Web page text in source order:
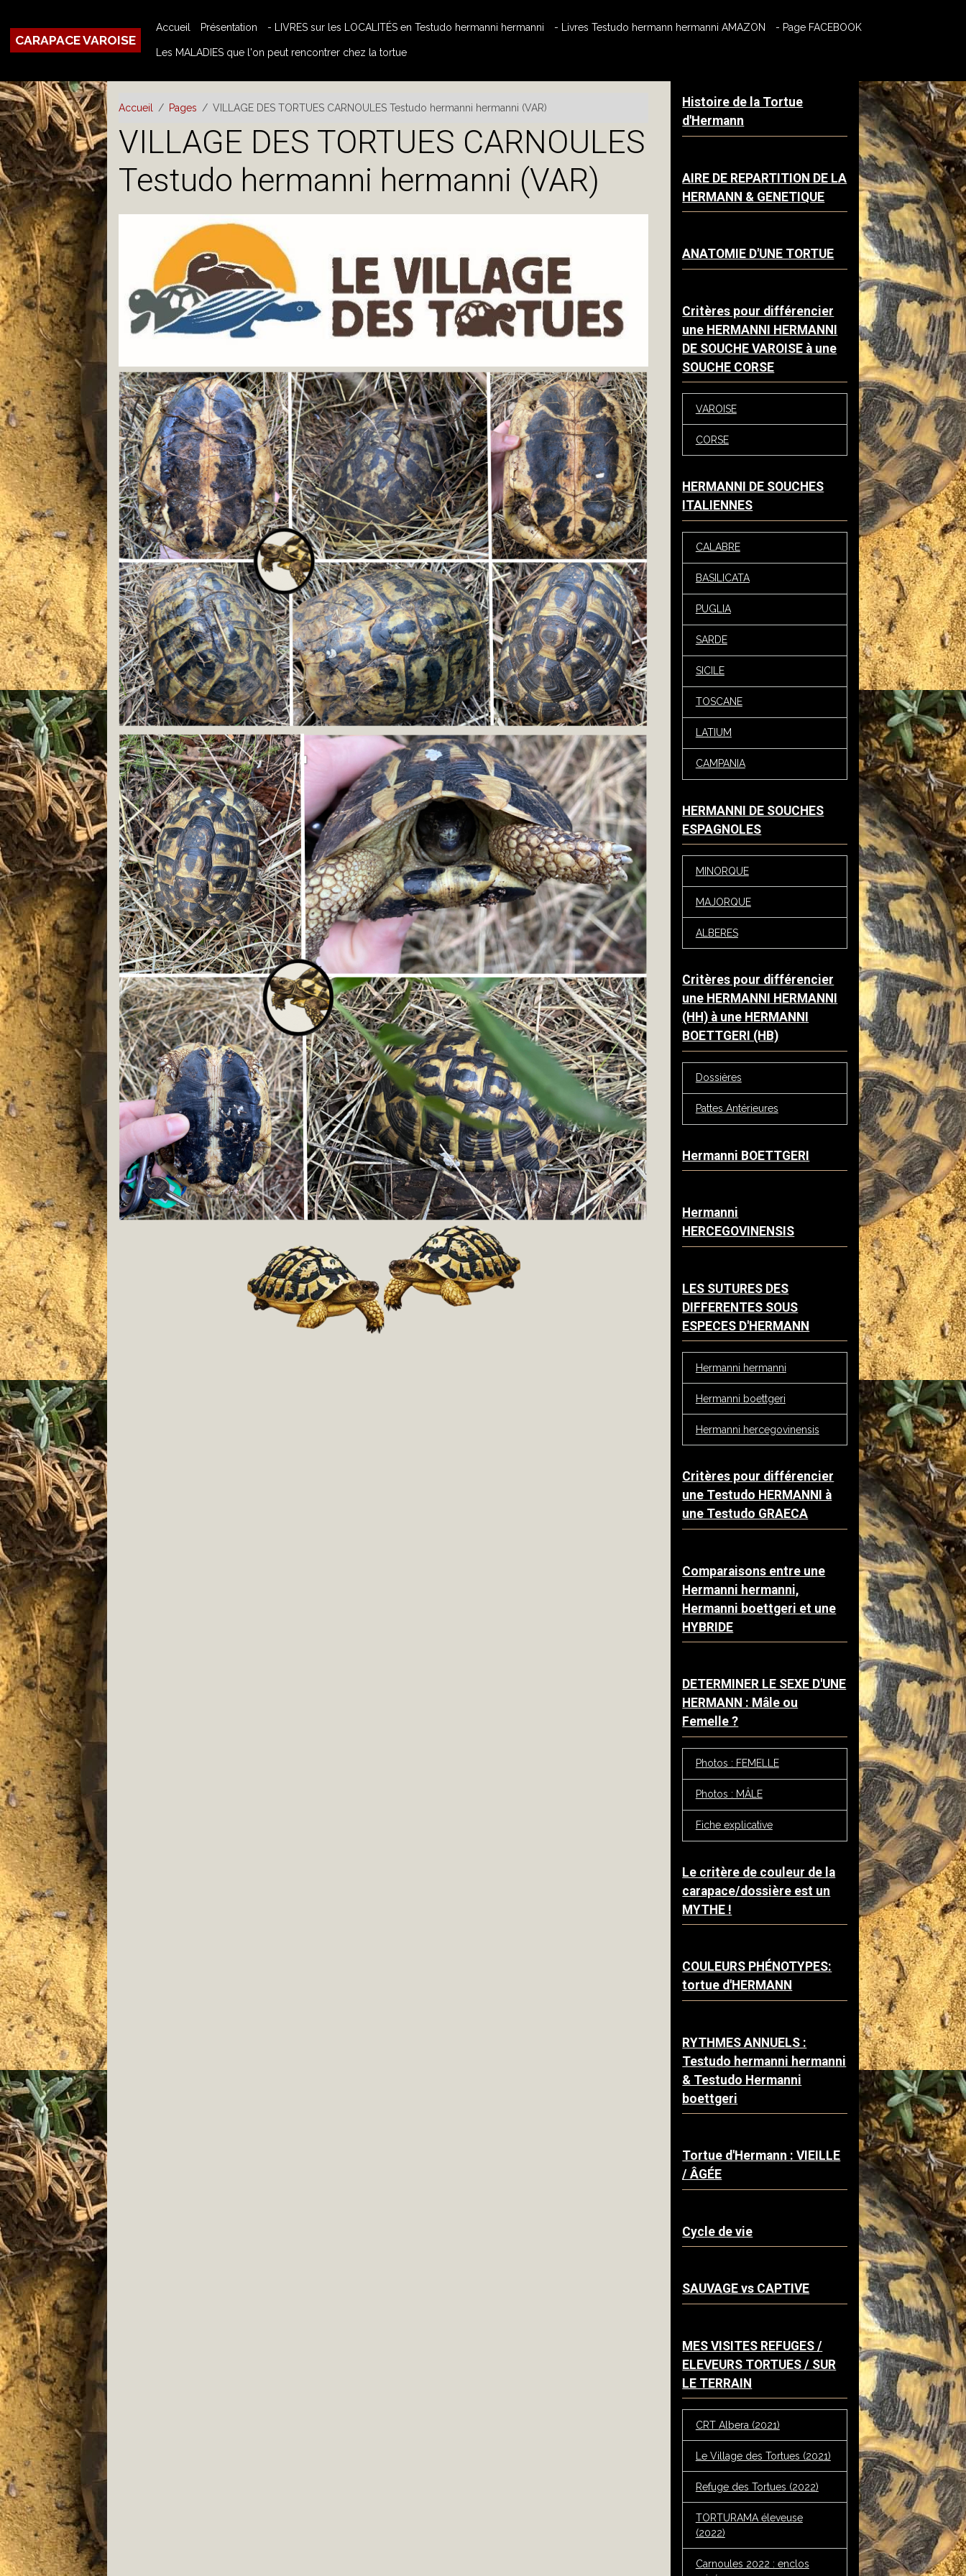
CARAPACE VAROISE
Accueil Présentation - LIVRES sur les LOCALITÉS en Testudo hermanni hermanni - Livres Testudo hermann hermanni AMAZON - Page FACEBOOK
Les MALADIES que l'on peut rencontrer chez la tortue
Accueil Pages VILLAGE DES TORTUES CARNOULES Testudo hermanni hermanni (VAR)
VILLAGE DES TORTUES CARNOULES
Testudo hermanni hermanni (VAR)
Histoire de la Tortue
d'Hermann
AIRE DE REPARTITION DE LA
HERMANN & GENETIQUE
ANATOMIE D'UNE TORTUE
Critères pour différencier
une HERMANNI HERMANNI
DE SOUCHE VAROISE à une
SOUCHE CORSE
VAROISE
CORSE
HERMANNI DE SOUCHES
ITALIENNES
CALABRE
BASILICATA
PUGLIA
SARDE
SICILE
TOSCANE
LATIUM
CAMPANIA
HERMANNI DE SOUCHES
ESPAGNOLES
MINORQUE
MAJORQUE
ALBERES
Critères pour différencier
une HERMANNI HERMANNI
(HH) à une HERMANNI
BOETTGERI (HB)
Dossières
Pattes Antérieures
Hermanni BOETTGERI
Hermanni
HERCEGOVINENSIS
LES SUTURES DES
DIFFERENTES SOUS
ESPECES D'HERMANN
Hermanni hermanni
Hermanni boettgeri
Hermanni hercegovinensis
Critères pour différencier
une Testudo HERMANNI à
une Testudo GRAECA
Comparaisons entre une
Hermanni hermanni,
Hermanni boettgeri et une
HYBRIDE
DETERMINER LE SEXE D'UNE
HERMANN : Mâle ou
Femelle ?
Photos : FEMELLE
Photos : MÂLE
Fiche explicative
Le critère de couleur de la
carapace/dossière est un
MYTHE !
COULEURS PHÉNOTYPES:
tortue d'HERMANN
RYTHMES ANNUELS :
Testudo hermanni hermanni
& Testudo Hermanni
boettgeri
Tortue d'Hermann : VIEILLE
/ ÂGÉE
Cycle de vie
SAUVAGE vs CAPTIVE
MES VISITES REFUGES /
ELEVEURS TORTUES / SUR
LE TERRAIN
CRT Albera (2021)
Le Village des Tortues (2021)
Refuge des Tortues (2022)
TORTURAMA éleveuse
(2022)
Carnoules 2022 : enclos